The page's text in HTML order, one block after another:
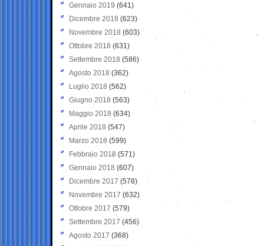
Gennaio 2019 (641)
Dicembre 2018 (623)
Novembre 2018 (603)
Ottobre 2018 (631)
Settembre 2018 (586)
Agosto 2018 (362)
Luglio 2018 (562)
Giugno 2018 (563)
Maggio 2018 (634)
Aprile 2018 (547)
Marzo 2018 (599)
Febbraio 2018 (571)
Gennaio 2018 (607)
Dicembre 2017 (578)
Novembre 2017 (632)
Ottobre 2017 (579)
Settembre 2017 (456)
Agosto 2017 (368)